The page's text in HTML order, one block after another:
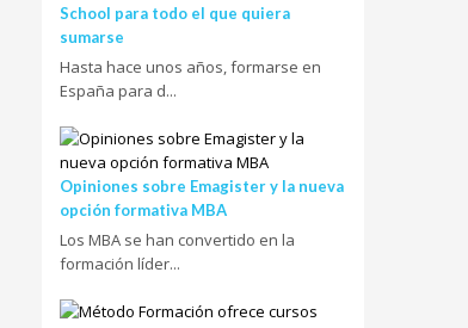
School para todo el que quiera
sumarse
Hasta hace unos años, formarse en
España para d...
Opiniones sobre Emagister y la nueva
opción formativa MBA
Los MBA se han convertido en la
formación líder...